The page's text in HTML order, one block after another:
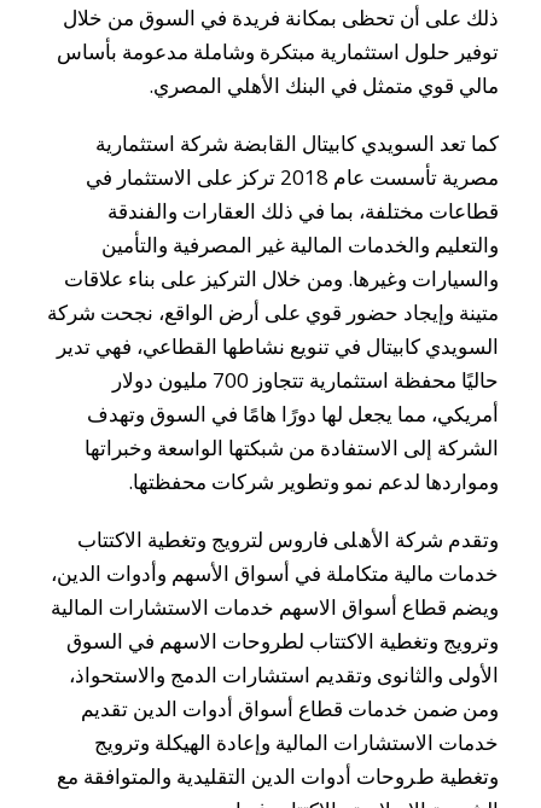
ذلك على أن تحظى بمكانة فريدة في السوق من خلال
توفير حلول استثمارية مبتكرة وشاملة مدعومة بأساس
مالي قوي متمثل في البنك الأهلي المصري.
كما تعد السويدي كابيتال القابضة شركة استثمارية
مصرية تأسست عام 2018 تركز على الاستثمار في
قطاعات مختلفة، بما في ذلك العقارات والفندقة
والتعليم والخدمات المالية غير المصرفية والتأمين
والسيارات وغيرها. ومن خلال التركيز على بناء علاقات
متينة وإيجاد حضور قوي على أرض الواقع، نجحت شركة
السويدي كابيتال في تنويع نشاطها القطاعي، فهي تدير
حاليًا محفظة استثمارية تتجاوز 700 مليون دولار
أمريكي، مما يجعل لها دورًا هامًا في السوق وتهدف
الشركة إلى الاستفادة من شبكتها الواسعة وخبراتها
ومواردها لدعم نمو وتطوير شركات محفظتها.
وﺗﻘﺪم ﺷﺮﻛﺔ اﻷھﻠﻰ ﻓﺎروس ﻟﺘﺮوﯾﺞ وﺗﻐﻄﯿﺔ اﻻﻛﺘﺘﺎب
ﺧﺪﻣﺎت ﻣﺎﻟﯿﺔ ﻣﺘﻜﺎﻣﻠﺔ ﻓﻲ أﺳﻮاق اﻷﺳﮭﻢ وأدوات اﻟﺪﯾﻦ،
وﯾﻀﻢ ﻗﻄﺎع أﺳﻮاق اﻻﺳﮭﻢ ﺧﺪﻣﺎت اﻻﺳﺘﺸﺎرات اﻟﻤﺎﻟﯿﺔ
وﺗﺮوﯾﺞ وﺗﻐﻄﯿﺔ اﻻﻛﺘﺘﺎب ﻟﻄﺮوﺣﺎت اﻻﺳﮭﻢ ﻓﻲ اﻟﺴﻮق
اﻷوﻟﻰ واﻟﺜﺎﻧﻮى وﺗﻘﺪﯾﻢ اﺳﺘﺸﺎرات اﻟﺪﻣﺞ واﻻﺳﺘﺤﻮاذ،
وﻣﻦ ﺿﻤﻦ ﺧﺪﻣﺎت ﻗﻄﺎع أﺳﻮاق أدوات اﻟﺪﯾﻦ ﺗﻘﺪﯾﻢ
ﺧﺪﻣﺎت اﻻﺳﺘﺸﺎرات اﻟﻤﺎﻟﯿﺔ وإﻋﺎدة اﻟﮭﯿﻜﻠﺔ وﺗﺮوﯾﺞ
وﺗﻐﻄﯿﺔ طﺮوﺣﺎت أدوات اﻟﺪﯾﻦ اﻟﺘﻘﻠﯿﺪﯾﺔ واﻟﻤﺘﻮاﻓﻘﺔ ﻣﻊ